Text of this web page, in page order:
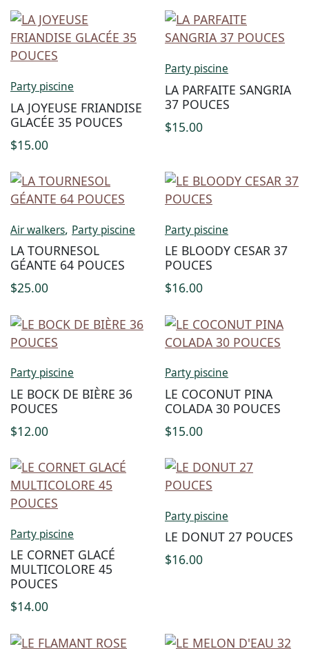
Party piscine
LA JOYEUSE FRIANDISE
GLACÉE 35 POUCES
$15.00
Party piscine
LA PARFAITE SANGRIA
37 POUCES
$15.00
Air walkers, Party piscine
LA TOURNESOL
GÉANTE 64 POUCES
$25.00
Party piscine
LE BLOODY CESAR 37
POUCES
$16.00
Party piscine
LE BOCK DE BIÈRE 36
POUCES
$12.00
Party piscine
LE COCONUT PINA
COLADA 30 POUCES
$15.00
Party piscine
LE CORNET GLACÉ
MULTICOLORE 45
POUCES
$14.00
Party piscine
LE DONUT 27 POUCES
$16.00